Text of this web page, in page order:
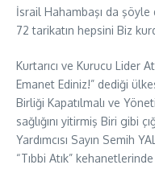
İsrail Hahambaşı da şöyle
72 tarikatın hepsini Biz
Kurtarıcı ve Kurucu Lider
Emanet Ediniz!” dediği
Birliği Kapatılmalı ve
sağlığını yitirmiş Biri gibi
Yardımcısı Sayın Semih
“Tıbbi Atık”